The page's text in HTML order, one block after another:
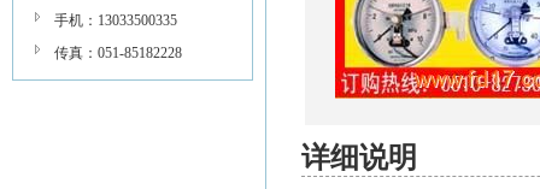
手机：13033500335
传真：051-85182228
详细说明